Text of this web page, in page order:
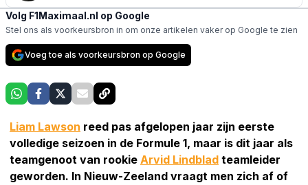
Volg F1Maximaal.nl op Google
Stel ons als voorkeursbron in om onze artikelen vaker op Google te zien
Voeg toe als voorkeursbron op Google
Liam Lawson reed pas afgelopen jaar zijn eerste
volledige seizoen in de Formule 1, maar is dit jaar als
teamgenoot van rookie Arvid Lindblad teamleider
geworden. In Nieuw-Zeeland vraagt men zich af of